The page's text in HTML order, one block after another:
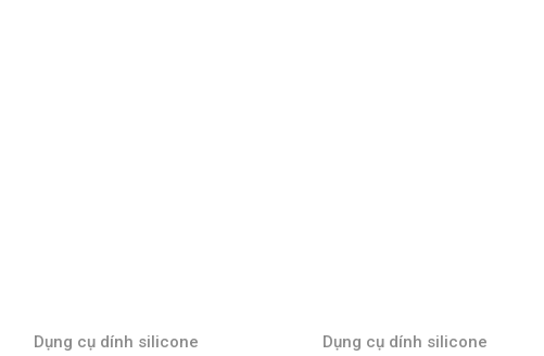
Dụng cụ dính silicone Dụng cụ dính silicone